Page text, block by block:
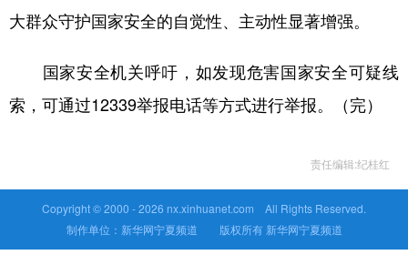
大群众守护国家安全的自觉性、主动性显著增强。
国家安全机关呼吁，如发现危害国家安全可疑线
索，可通过12339举报电话等方式进行举报。（完）
责任编辑:纪桂红
Copyright © 2000 -2026 nx.xinhuanet.com All Rights Reserved.
制作单位：新华网宁夏频道 版权所有 新华网宁夏频道